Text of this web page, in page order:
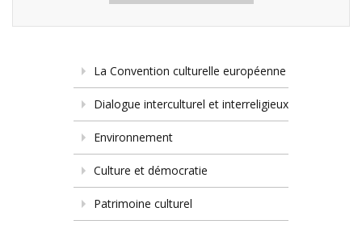
La Convention culturelle européenne
Dialogue interculturel et interreligieux
Environnement
Culture et démocratie
Patrimoine culturel